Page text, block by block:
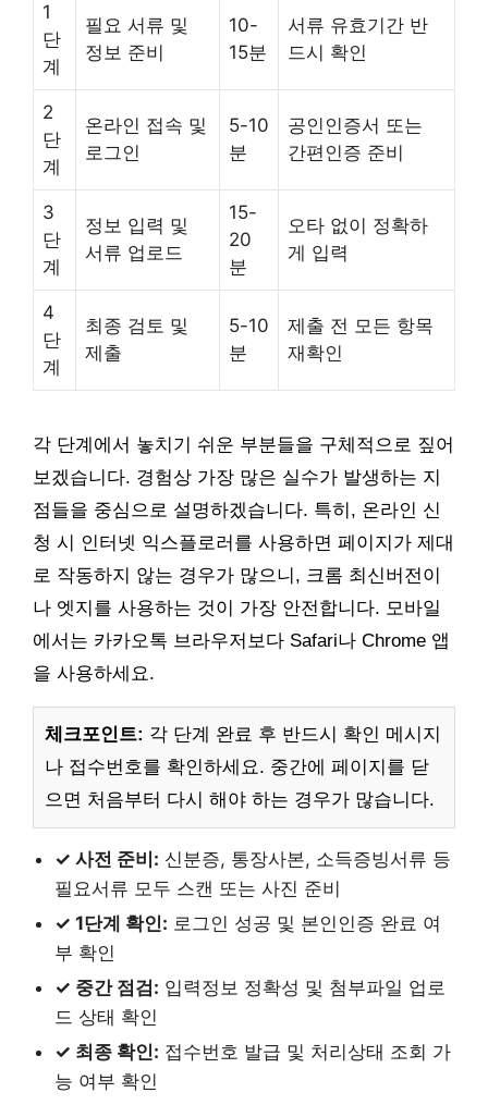
1
단
계
필요 서류 및
정보 준비
10-
15분
서류 유효기간 반
드시 확인
2
단
계
온라인 접속 및
로그인
5-10
분
공인인증서 또는
간편인증 준비
3
단
계
정보 입력 및
서류 업로드
15-
20
분
오타 없이 정확하
게 입력
4
단
계
최종 검토 및
제출
5-10
분
제출 전 모든 항목
재확인
각 단계에서 놓치기 쉬운 부분들을 구체적으로 짚어
보겠습니다. 경험상 가장 많은 실수가 발생하는 지
점들을 중심으로 설명하겠습니다. 특히, 온라인 신
청 시 인터넷 익스플로러를 사용하면 페이지가 제대
로 작동하지 않는 경우가 많으니, 크롬 최신버전이
나 엣지를 사용하는 것이 가장 안전합니다. 모바일
에서는 카카오톡 브라우저보다 Safari나 Chrome 앱
을 사용하세요.
체크포인트: 각 단계 완료 후 반드시 확인 메시지
나 접수번호를 확인하세요. 중간에 페이지를 닫
으면 처음부터 다시 해야 하는 경우가 많습니다.
✓ 사전 준비: 신분증, 통장사본, 소득증빙서류 등
필요서류 모두 스캔 또는 사진 준비
✓ 1단계 확인: 로그인 성공 및 본인인증 완료 여
부 확인
✓ 중간 점검: 입력정보 정확성 및 첨부파일 업로
드 상태 확인
✓ 최종 확인: 접수번호 발급 및 처리상태 조회 가
능 여부 확인